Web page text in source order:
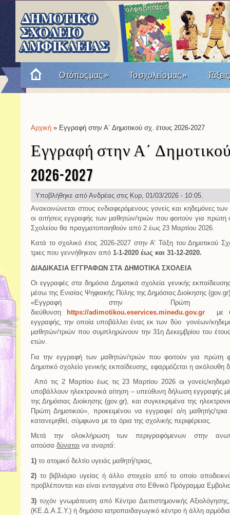
Ο τόπος μας» Το σχολείο μας» Τάξεις
Είστε εδώ
Αρχική » Εγγραφή στην Α΄ Δημοτικού σχ. έτους 2026-2027
Εγγραφή στην Α΄
2026-2027
Υποβλήθηκε από Ανδρέας στις Κυρ, 01/03/2026 - 10:05.
Aνακοινώνεται στους ενδιαφερόμενους γονείς και κηδεμόνες
οι αιτήσεις εγγραφής των μαθητών/τριών που φοιτούν για πρώτη
Σχολείου θα πραγματοποιηθούν από 2 έως 23 Μαρτίου 2026.
Κατά το σχολικό έτος 2026-2027 στην Α’ Τάξη του Δημοτικού
τριες που γεννήθηκαν από 1-1-2020 έως και 31-12-2020.
ΔΙΑΔΙΚΑΣΙΑ ΕΓΓΡΑΦΩΝ ΣΤΑ ΔΗΜΟΤΙΚΑ ΣΧΟΛΕΙΑ
Οι εγγραφές στα δημόσια Δημοτικά σχολεία γενικής
μέσω της Ενιαίας Ψηφιακής Πύλης της Δημόσιας Διοίκησης
«Εγγραφή στην Πρώτη
διεύθυνση
https://adimotikou.eservices.minedu.gov.gr
με
εγγραφής, την οποία υποβάλλει ένας εκ των δύο γονέων/
μαθητών/τριών που συμπληρώνουν την 31η Δεκεμβρίου του
ετών.
Για την εγγραφή των μαθητών/τριών που φοιτούν για πρώτη
Δημοτικό σχολείο γενικής εκπαίδευσης, εφαρμόζεται η ακόλουθη
Από τις 2 Μαρτίου έως τις 23 Μαρτίου 2026 οι γονείς/
υποβάλλουν ηλεκτρονικά αίτηση – υπεύθυνη δήλωση εγγραφής
της Δημόσιας Διοίκησης (gov.gr), και συγκεκριμένα της
Πρώτη Δημοτικού», προκειμένου να εγγραφεί ο/η μαθητής/
κατανεμηθεί, σύμφωνα με τα όρια της σχολικής περιφέρειας.
Μετά την ολοκλήρωση των περιγραφόμενων στην
αιτούσα δύναται να αναρτά́:
1) το ατομικό́ δελτίο υγειάς μαθητή́/τριας,
2) το βιβλιάριο υγείας ή άλλο στοιχείο από́ το οποίο
προβλέπονται και είναι ενταγμένα στο Εθνικό Πρόγραμμα
3) τυχόν γνωμάτευση από Κέντρο Διεπιστημονικής
(ΚΕ.Δ.Α.Σ.Υ.) ή δημόσιο ιατροπαιδαγωγικό κέντρο ή άλλη